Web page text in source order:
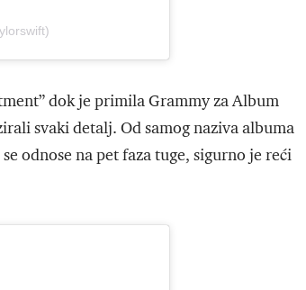
dok je primila Grammy za Album
svaki detalj. Od samog naziva albuma
odnose na pet faza tuge, sigurno je reći